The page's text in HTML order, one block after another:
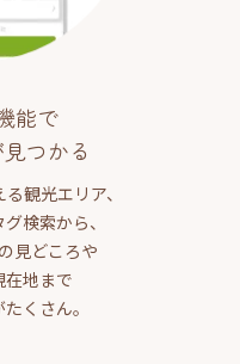
能で
つかる
観光エリア、
検索から、
見どころや
在地まで
くさん。